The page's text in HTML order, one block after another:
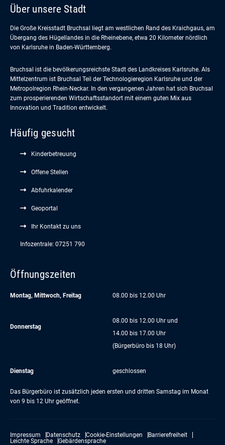
Über unsere Stadt
Die Große Kreisstadt Bruchsal liegt am westlichen Rand des Kraichgaus, am
Übergang des Hügellandes in die Rheinebene, etwa 20 Kilometer nördlich
von Karlsruhe in Baden-Württemberg.
Bruchsal ist die bevölkerungsreichste Stadt des Landkreises Karlsruhe. Als
Mittelzentrum ist Bruchsal Teil der Technologieregion Karlsruhe und der
Metropolregion Rhein-Neckar. In den vergangenen Jahren hat sich Bruchsal
zum prosperierenden Wirtschaftsstandort mit einem guten Mix aus
Innovation und Tradition entwickelt.
Häufig gesucht
Kinderbetreuung
Offene Stellen
Abfuhrkalender
Geoportal
Ihr Kontakt zu uns
Infozentrale: 07251 790
Öffnungszeiten
Montag, Mittwoch, Freitag 08.00 bis 12.00 Uhr
Donnerstag
08.00 bis 12.00 Uhr und
14.00 bis 17.00 Uhr
(Bürgerbüro bis 18 Uhr)
Dienstag geschlossen
Das Bürgerbüro ist zusätzlich jeden ersten und dritten Samstag im Monat
von 9 bis 12 Uhr geöffnet.
Impressum Datenschutz Cookie-Einstellungen
Barrierefreiheit
Leichte Sprache
Gebärdensprache